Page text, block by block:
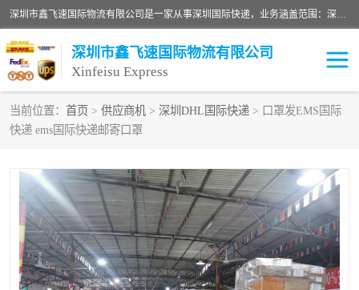
深圳市鑫飞速国际物流有限公司是一家从事深圳国际快递，业务涵盖范围：深圳DHL国际快递、深圳国际快递公司、深圳国际物流公司、深圳国际快递、深圳DHL国际快递电话可拨打全国服务热线：15019287411。欢迎各位亲来人来电到我司洽谈合作。
深圳市鑫飞速国际物流有限公司
Xinfeisu Express
当前位置： 首页 > 供应商机 > 深圳DHL国际快递 > 口罩发EMS国际
快递 ems国际快递邮寄口罩
联邦快递
俄罗斯快递 巴西快递
深圳DHL国际快递 伊朗快递
UPS国际快递 深圳国际快递公司